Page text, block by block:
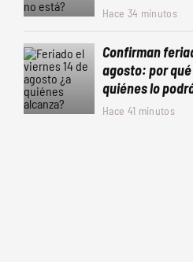
Hace 34 minutos
Confirman
agosto: por
quiénes lo
Hace 41 minutos